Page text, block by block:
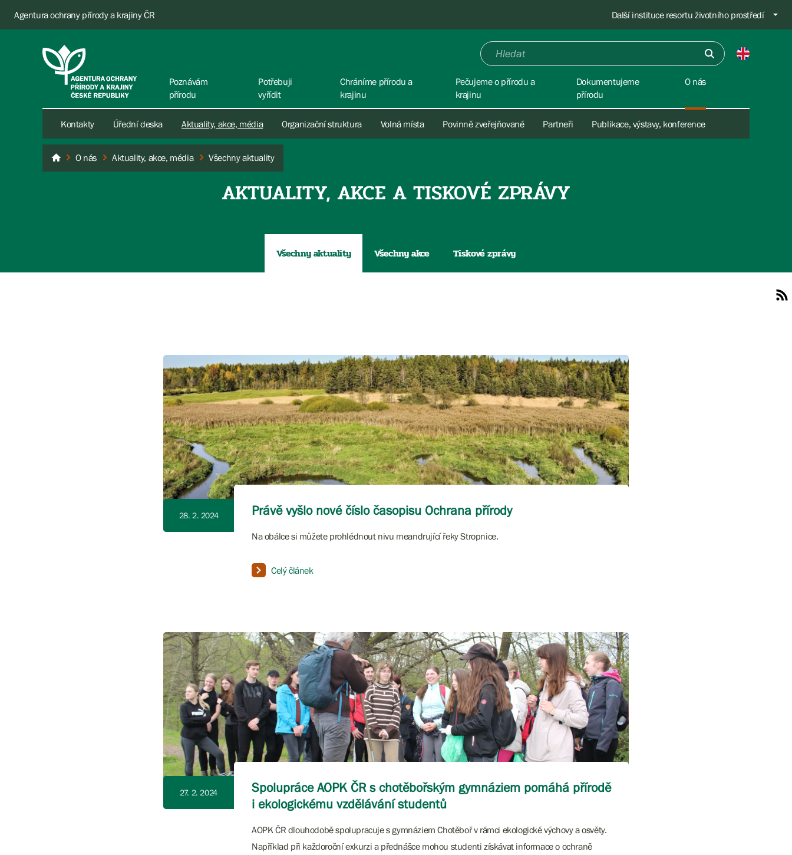
Agentura ochrany přírody a krajiny ČR Další instituce resortu životního prostředí
Poznávám
přírodu
Potřebuji
vyřídit
Chráníme přírodu a
krajinu
Pečujeme o přírodu a
krajinu
Dokumentujeme
přírodu
O nás
Kontakty Úřední deska Aktuality, akce, média Organizační struktura Volná místa Povinně zveřejňované Partneři Publikace, výstavy, konference
AOPK ČR
O nás Aktuality, akce, média Všechny aktuality
AKTUALITY, AKCE A TISKOVÉ ZPRÁVY
Všechny aktuality Všechny akce Tiskové zprávy
28. 2. 2024 Právě vyšlo nové číslo časopisu Ochrana přírody
Na obálce si můžete prohlédnout nivu meandrující řeky Stropnice.
Celý článek
27. 2. 2024
Spolupráce AOPK ČR s chotěbořským gymnáziem pomáhá přírodě
i ekologickému vzdělávání studentů
AOPK ČR dlouhodobě spolupracuje s gymnáziem Chotěboř v rámci ekologické výchovy a osvěty.
Například při každoroční exkurzi a přednášce mohou studenti získávat informace o ochraně